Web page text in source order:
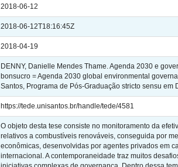
2018-06-12
2018-06-12T18:16:45Z
2018-04-19
DENNY, Danielle Mendes Thame. Agenda 2030 e
bonsucro = Agenda 2030 global environmental
Santos, Programa de Pós-Graduação stricto sensu em
https://tede.unisantos.br/handle/tede/4581
O objeto desta tese consiste no monitoramento da
relativos a combustíveis renováveis, conseguida por
econômicas, desenvolvidas por agentes privados em
internacional. A contemporaneidade traz muitos